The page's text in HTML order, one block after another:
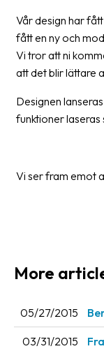
scanner
Support
the
company
&
News
archive
Vår design har
fått en ny och
Vi tror att ni
att det blir lättare
Designen
funktioner laseras
Vi ser fram emot
More
05/27/2015
03/31/2015